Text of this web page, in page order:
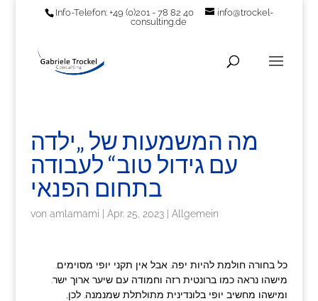
Info-Telefon: +49 (0)201 - 78 82 40
info@trockel-
consulting.de
מה המשמעות של „ילדה
עם גידול טוב“ לעבודה
בתחום הפנאי
von amlamami Apr. 25, 2023| Allgemein
כל בחורה חולמת להיות יפה. אבל אין תקני יופי מסוימים.
מישהו נראה כמו ברונטית רזה וחמודה עם שיער ארוך ישר.
ומישהו מחשיב יופי בלונדינית מתולתלת שמנמנה. לכן,